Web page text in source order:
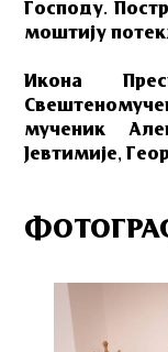
Господу.
моштију
Икона
мученик
Јевтимије,